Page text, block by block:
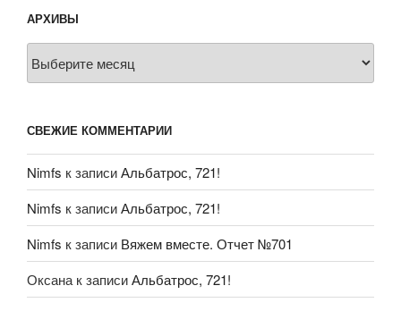
АРХИВЫ
СВЕЖИЕ КОММЕНТАРИИ
Nimfs к записиАльбатрос, 721!
Nimfs к записиАльбатрос, 721!
Nimfs к записи Вяжем вместе. Отчет №701
Оксана к записиАльбатрос, 721!